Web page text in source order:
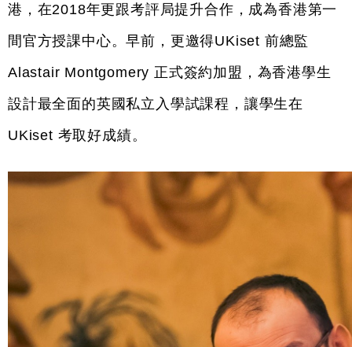
港，在2018年更跟考評局提升合作，成為香港第一
間官方授課中心。早前，更邀得UKiset 前總監
Alastair Montgomery 正式簽約加盟，為香港學生
設計最全面的英國私立入學試課程，讓學生在
UKiset 考取好成績。